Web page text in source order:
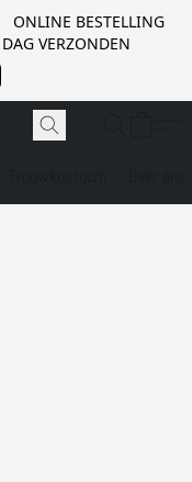
BESTELLING
VERZONDEN